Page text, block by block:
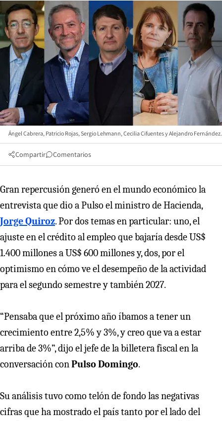
Ángel Cabrera, Patricio Rojas, Sergio Lehmann, Cecilia Cifuentes y Alejandro Fernández.
Compartir Comentarios
Gran repercusión generó en el mundo económico la
entrevista que dio a Pulso el ministro de Hacienda,
Jorge Quiroz. Por dos temas en particular: uno, el
ajuste en el crédito al empleo que bajaría desde US$
1.400 millones a US$ 600 millones y, dos, por el
optimismo en cómo ve el desempeño de la actividad
para el segundo semestre y también 2027.
“Pensaba que el próximo año íbamos a tener un
crecimiento entre 2,5% y 3%, y creo que va a estar
arriba de 3%”, dijo el jefe de la billetera fiscal en la
conversación conPulso Domingo.
Su análisis tuvo como telón de fondo las negativas
cifras que ha mostrado el país tanto por el lado del